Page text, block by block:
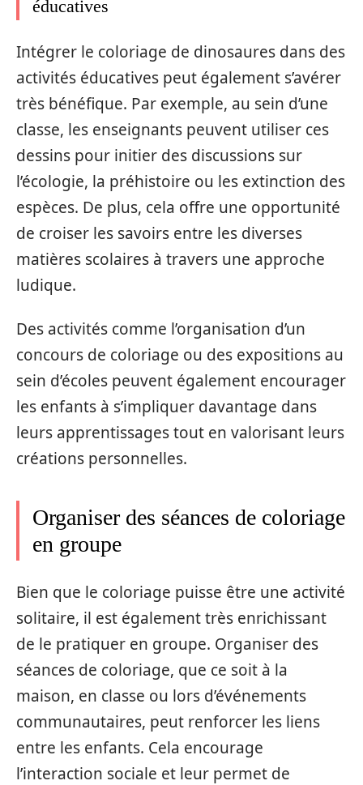
éducatives
Intégrer le coloriage de dinosaures dans des
activités éducatives peut également s’avérer
très bénéfique. Par exemple, au sein d’une
classe, les enseignants peuvent utiliser ces
dessins pour initier des discussions sur
l’écologie, la préhistoire ou les extinction des
espèces. De plus, cela offre une opportunité
de croiser les savoirs entre les diverses
matières scolaires à travers une approche
ludique.
Des activités comme l’organisation d’un
concours de coloriage ou des expositions au
sein d’écoles peuvent également encourager
les enfants à s’impliquer davantage dans
leurs apprentissages tout en valorisant leurs
créations personnelles.
Organiser des séances de coloriage
en groupe
Bien que le coloriage puisse être une activité
solitaire, il est également très enrichissant
de le pratiquer en groupe. Organiser des
séances de coloriage, que ce soit à la
maison, en classe ou lors d’événements
communautaires, peut renforcer les liens
entre les enfants. Cela encourage
l’interaction sociale et leur permet de